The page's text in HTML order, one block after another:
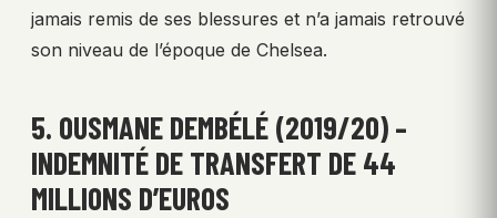
jamais remis de ses blessures et n’a jamais retrouvé
son niveau de l’époque de Chelsea.
5. OUSMANE DEMBÉLÉ (2019/20) –
INDEMNITÉ DE TRANSFERT DE 44
MILLIONS D’EUROS